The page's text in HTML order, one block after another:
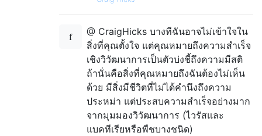
@ CraigHicks บางทีฉันอาจไม่เข้าใจใน
สิ่งที่คุณตั้งใจ แต่คุณหมายถึงความสำเร็จ
เชิงวิวัฒนาการเป็นตัวบ่งชี้ถึงความมีสติ
ถ้านั่นคือสิ่งที่คุณหมายถึงฉันต้องไม่เห็น
ด้วย มีสิ่งมีชีวิตที่ไม่ได้คำนึงถึงความ
ประหม่า แต่ประสบความสำเร็จอย่างมาก
จากมุมมองวิวัฒนาการ (ไวรัสและ
แบคทีเรียหรือพืชบางชนิด)